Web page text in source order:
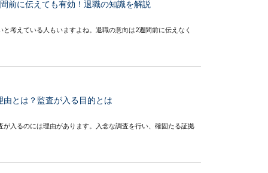
前に伝えても有効！退職の知識を解説
考えている人もいますよね。退職の意向は2週間前に伝えなく
とは？監査が入る目的とは
が入るのには理由があります。入念な調査を行い、確固たる証拠